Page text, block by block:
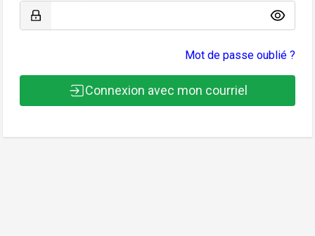
Mot de passe oublié ?
Connexion avec mon courriel